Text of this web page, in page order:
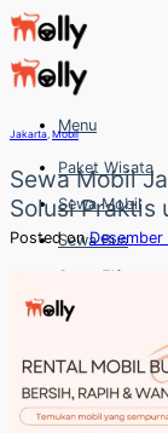
Skip
to
content
Menu
Paket Wisata
Sewa Mobil
Sewa Bus
Sewa Elf
Sewa Hiace
Hubungi
Hubungi
Jakarta Mobil
Sewa Mobil
Solusi Praktis
Posted on